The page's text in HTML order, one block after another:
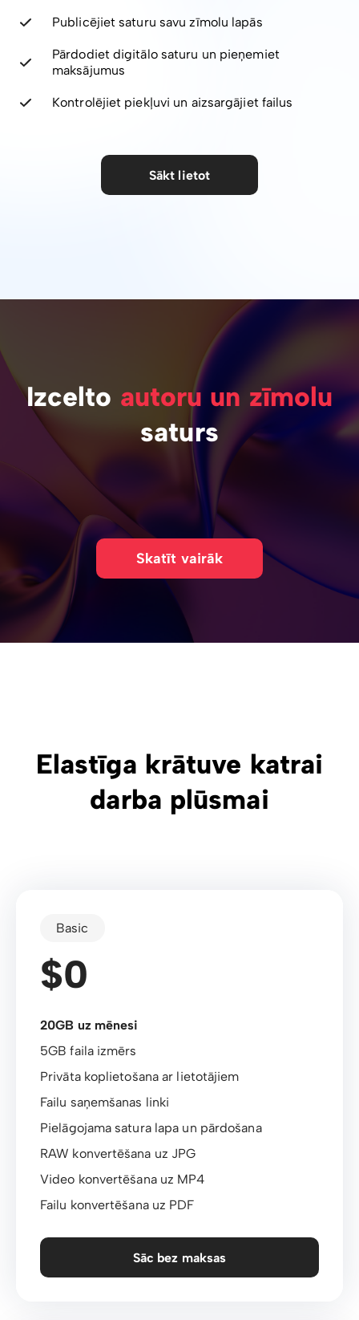
Publicējiet saturu savu zīmolu lapās
Pārdodiet digitālo saturu un pieņemiet
maksājumus
Kontrolējiet piekļuvi un aizsargājiet failus
Sākt lietot
Izcelto autoru un zīmolu
saturs
Skatīt vairāk
Elastīga krātuve katrai
darba plūsmai
Basic
$0
20GB uz mēnesi
5GB faila izmērs
Privāta koplietošana ar lietotājiem
Failu saņemšanas linki
Pielāgojama satura lapa un pārdošana
RAW konvertēšana uz JPG
Video konvertēšana uz MP4
Failu konvertēšana uz PDF
Sāc bez maksas